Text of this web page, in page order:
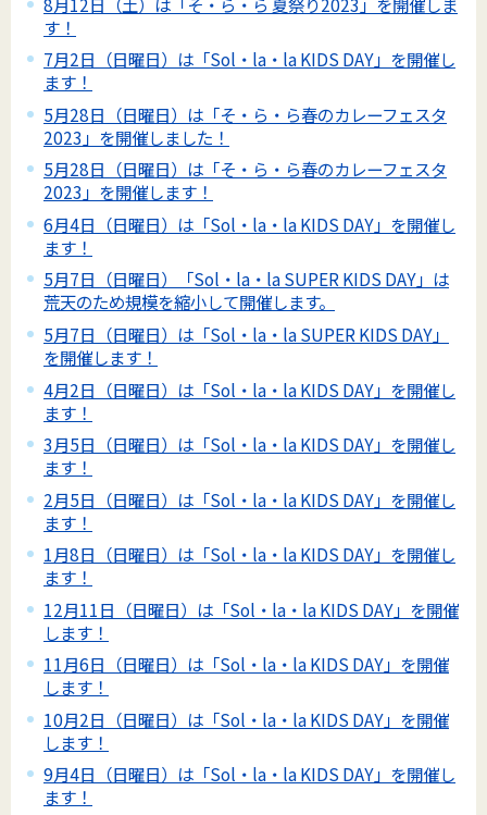
す！
7月2日（日曜日）は「Sol・la・la KIDS DAY」を開催し
ます！
5月28日（日曜日）は「そ・ら・ら春のカレーフェスタ
2023」を開催しました！
5月28日（日曜日）は「そ・ら・ら春のカレーフェスタ
2023」を開催します！
6月4日（日曜日）は「Sol・la・la KIDS DAY」を開催し
ます！
5月7日（日曜日）「Sol・la・la SUPER KIDS DAY」は
荒天のため規模を縮小して開催します。
5月7日（日曜日）は「Sol・la・la SUPER KIDS DAY」
を開催します！
4月2日（日曜日）は「Sol・la・la KIDS DAY」を開催し
ます！
3月5日（日曜日）は「Sol・la・la KIDS DAY」を開催し
ます！
2月5日（日曜日）は「Sol・la・la KIDS DAY」を開催し
ます！
1月8日（日曜日）は「Sol・la・la KIDS DAY」を開催し
ます！
12月11日（日曜日）は「Sol・la・la KIDS DAY」を開催
します！
11月6日（日曜日）は「Sol・la・la KIDS DAY」を開催
します！
10月2日（日曜日）は「Sol・la・la KIDS DAY」を開催
します！
9月4日（日曜日）は「Sol・la・la KIDS DAY」を開催し
ます！